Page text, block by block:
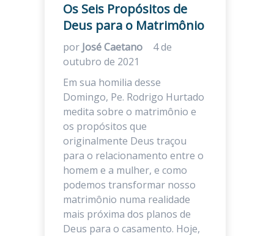
Os Seis Propósitos de
Deus para o Matrimônio
por José Caetano
4 de
outubro de 2021
Em sua homilia desse
Domingo, Pe. Rodrigo Hurtado
medita sobre o matrimônio e
os propósitos que
originalmente Deus traçou
para o relacionamento entre o
homem e a mulher, e como
podemos transformar nosso
matrimônio numa realidade
mais próxima dos planos de
Deus para o casamento. Hoje,